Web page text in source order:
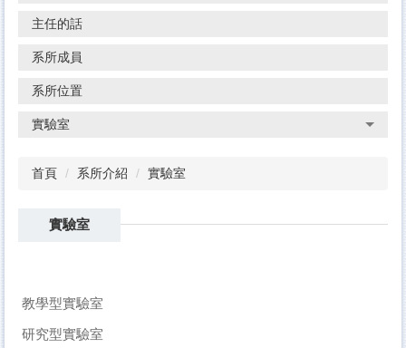
主任的話
系所成員
系所位置
實驗室
首頁 系所介紹 實驗室
實驗室
教學型實驗室
研究型實驗室